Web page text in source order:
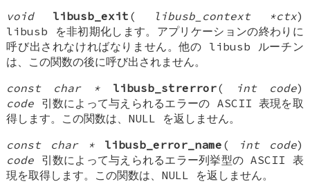
void
libusb_exit ( libusb_context *ctx)
libusb を非初期化します。アプリケーションの終わりに
呼び出されなければなりません。他の libusb ルーチン
は、この関数の後に呼び出されません。
const char *
libusb_strerror( int code)
code 引数によって与えられるエラーの ASCII 表現を取
得します。この関数は、NULL を返しません。
const char *
libusb_error_name ( int code)
code 引数によって与えられるエラー列挙型の ASCII 表
現を取得します。この関数は、NULL を返しません。